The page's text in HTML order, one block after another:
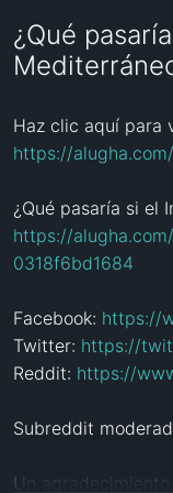
¿Qué
https://
https://
0318f6bd1684
Facebook: https://
Twitter: https://
Reddit: https://
Subreddit
Un